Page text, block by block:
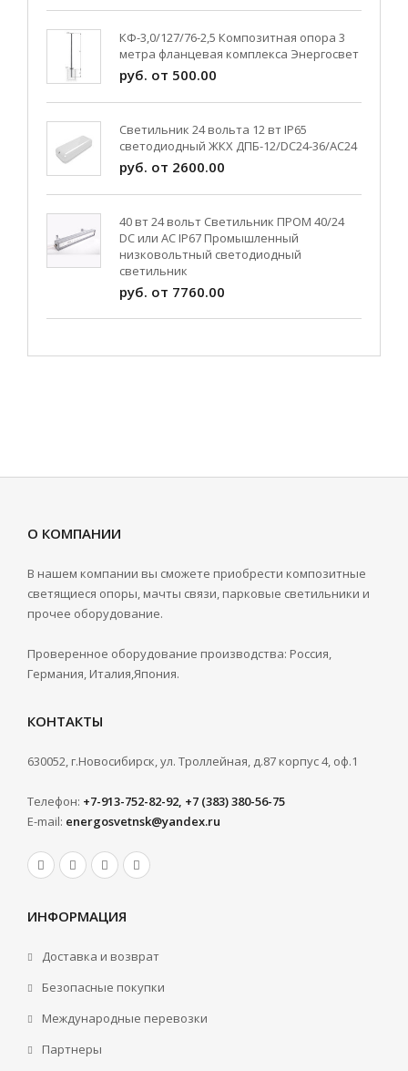
КФ-3,0/127/76-2,5 Композитная опора 3
метра фланцевая комплекса Энергосвет
руб. от 500.00
Светильник 24 вольта 12 вт IP65
светодиодный ЖКХ ДПБ-12/DC24-36/АС24
руб. от 2600.00
40 вт 24 вольт Светильник ПРОМ 40/24
DC или AC IP67 Промышленный
низковольтный светодиодный
светильник
руб. от 7760.00
О КОМПАНИИ
В нашем компании вы сможете приобрести композитные
светящиеся опоры, мачты связи, парковые светильники и
прочее оборудование.
Проверенное оборудование производства: Россия,
Германия, Италия,Япония.
КОНТАКТЫ
630052, г.Новосибирск, ул. Троллейная, д.87 корпус 4, оф.1
Телефон: +7-913-752-82-92, +7 (383) 380-56-75
E-mail: energosvetnsk@yandex.ru
ИНФОРМАЦИЯ
Доставка и возврат
Безопасные покупки
Международные перевозки
Партнеры